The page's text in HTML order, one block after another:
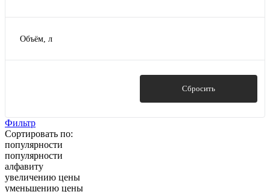
Объём, л
200л
Показать ещё 4
Сбросить
Фильтр
Сортировать по:
популярности
популярности
алфавиту
увеличению цены
уменьшению цены